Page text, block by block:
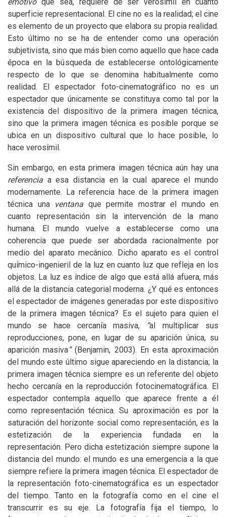
superficie representacional. El cine no es la realidad; el cine
es elemento de un proyecto que elabora su propia realidad.
Esto último no se ha de entender como una operación
subjetivista, sino que más bien como aquello que hace cada
época en la búsqueda de establecerse ontológicamente
respecto de lo que se denomina habitualmente como
realidad. El espectador foto-cinematográfico no es un
espectador que únicamente se constituya como tal por la
existencia del dispositivo de la primera imagen técnica,
sino que la primera imagen técnica es posible porque se
ubica en un dispositivo cultural que lo hace posible, lo
hace verosímil.
Sin embargo, en esta primera imagen técnica aún hay una
referencia a esa distancia en la cual aparece el mundo
modernamente. La referencia hace de la primera imagen
técnica una ventana que permite mostrar el mundo en
cuanto representación sin la intervención de la mano
humana. El mundo vuelve a establecerse como una
coherencia que puede ser abordada racionalmente por
medio del aparato mecánico. Dicho aparato es el control
químico-ingenieril de la luz en cuanto luz que refleja en los
objetos. La luz es índice de algo que está allá afuera, más
allá de la distancia categorial moderna. ¿Y qué es entonces
el espectador de imágenes generadas por este dispositivo
de la primera imagen técnica? Es el sujeto para quien el
mundo se hace cercanía masiva,
“al multiplicar sus
reproducciones, pone, en lugar de su aparición única, su
aparición masiva”(Benjamin, 2003). En esta aproximación
del mundo este último sigue apareciendo en la distancia; la
primera imagen técnica siempre es un referente del objeto
hecho cercanía en la reproducción fotocinematográfica. El
espectador contempla aquello que aparece frente a él
como representación técnica. Su aproximación es por la
saturación del horizonte social como representación, es la
estetización de la experiencia fundada en la
representación. Pero dicha estetización siempre supone la
distancia del mundo: el mundo es una emergencia a la que
siempre refiere la primera imagen técnica. El espectador de
la representación foto-cinematográfica es un espectador
del tiempo. Tanto en la fotografía como en el cine el
transcurrir es su eje. La fotografía fija el tiempo, lo